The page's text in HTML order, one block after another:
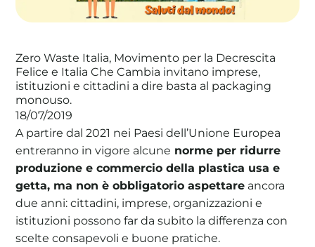
La tua cooperativa energetica sostenibile
Zero Waste Italia, Movimento per la Decrescita
Felice e Italia Che Cambia invitano imprese,
istituzioni e cittadini a dire basta al packaging
monouso.
18/07/2019
A partire dal 2021 nei Paesi dell’Unione Europea
entreranno in vigore alcune norme per ridurre
produzione e commercio della plastica usa e
getta, ma non è obbligatorio aspettare ancora
due anni: cittadini, imprese, organizzazioni e
istituzioni possono far da subito la differenza con
scelte consapevoli e buone pratiche.